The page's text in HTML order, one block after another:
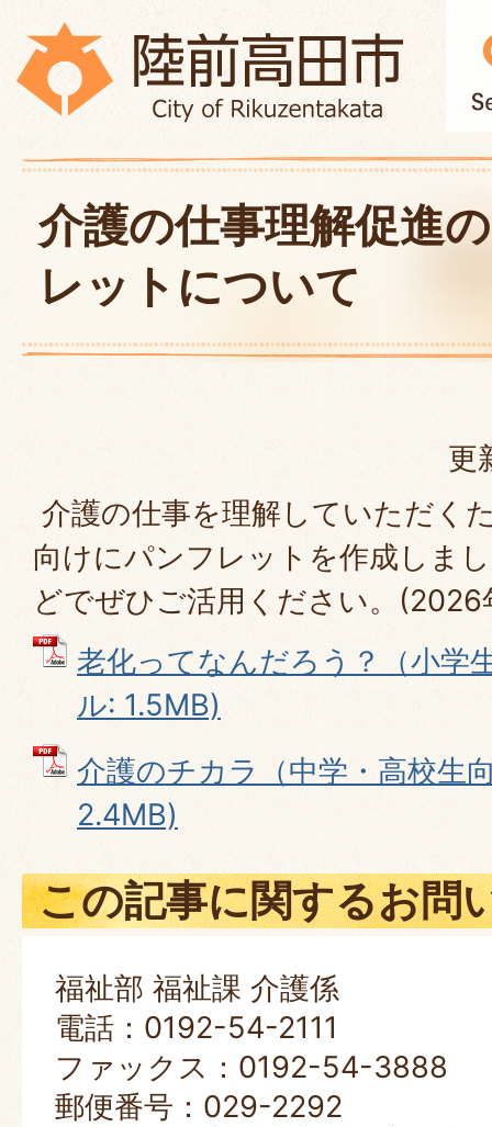
介護の仕事理解促進
レットについて
更
介護の仕事を理解していただく
向けにパンフレットを作成しま
どでぜひご活用ください。(2026
老化ってなんだろう？（小学
ル: 1.5MB)
介護のチカラ（中学・高校生
2.4MB)
この記事に関するお問
福祉部 福祉課 介護係
電話：0192-54-2111
ファックス：0192-54-3888
郵便番号：029-2292